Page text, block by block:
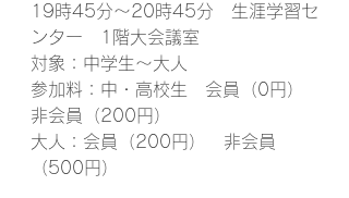
19時45分～20時45分　生涯学習セ
ンター　1階大会議室
対象：中学生～大人
参加料：中・高校生　会員（0円）
非会員（200円）
大人：会員（200円）　非会員
（500円）